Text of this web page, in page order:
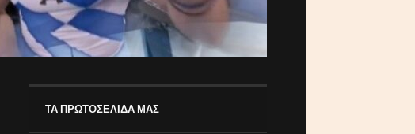
ΤΑ ΠΡΩΤΟΣΕΛΙΔΑ ΜΑΣ